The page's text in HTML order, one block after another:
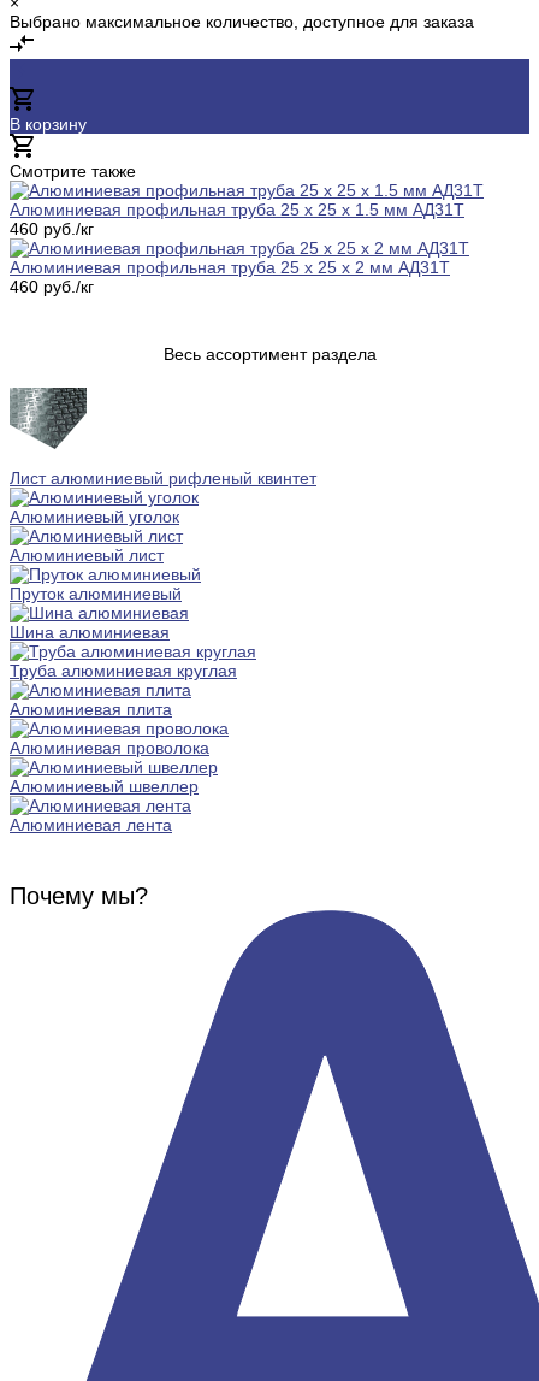
Выбрано максимальное количество, доступное для заказа
В корзину
Смотрите также
Алюминиевая профильная труба 25 х 25 х 1.5 мм АД31Т
460 руб./кг
Алюминиевая профильная труба 25 х 25 х 2 мм АД31Т
460 руб./кг
Весь ассортимент раздела
Лист алюминиевый рифленый квинтет
Алюминиевый уголок
Алюминиевый лист
Пруток алюминиевый
Шина алюминиевая
Труба алюминиевая круглая
Алюминиевая плита
Алюминиевая проволока
Алюминиевый швеллер
Алюминиевая лента
Почему мы?